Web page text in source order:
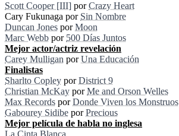
Scott Cooper [III] porCrazy Heart
Cary Fukunaga por Sin Nombre
Duncan Jones porMoon
Marc Webb por 500 Días Juntos
Mejor actor/actriz revelación
Carey Mulligan porUna Educación
Finalistas
Sharlto Copley porDistrict 9
Christian McKay porMe and Orson Welles
Max Records porDonde Viven los Monstruos
Gabourey Sidibe porPrecious
Mejor película de habla no inglesa